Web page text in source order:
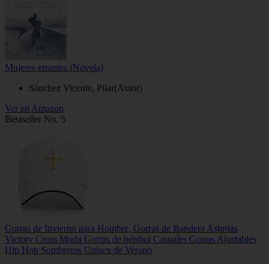
Mujeres errantes (Novela)
Sánchez Vicente, Pilar(Autor)
Ver en Amazon
Bestseller No. 5
Gorras de Invierno para Hombre, Gorras de Bandera Asturias
Victory Cross Moda Gorras de béisbol Casuales Gorras Ajustables
Hip Hop Sombreros Unisex de Verano